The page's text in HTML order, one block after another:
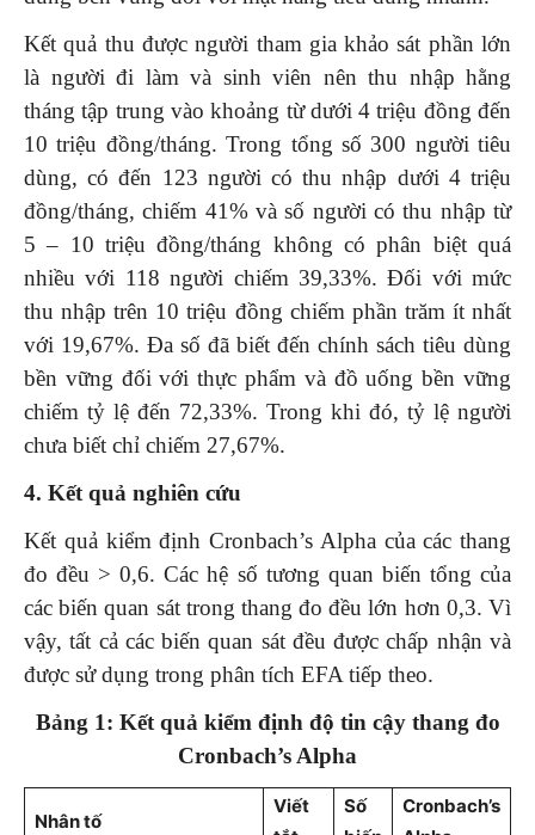
Kết quả thu được người tham gia khảo sát phần lớn
là người đi làm và sinh viên nên thu nhập hằng
tháng tập trung vào khoảng từ dưới 4 triệu đồng đến
10 triệu đồng/tháng. Trong tổng số 300 người tiêu
dùng, có đến 123 người có thu nhập dưới 4 triệu
đồng/tháng, chiếm 41% và số người có thu nhập từ
5 – 10 triệu đồng/tháng không có phân biệt quá
nhiều với 118 người chiếm 39,33%. Đối với mức
thu nhập trên 10 triệu đồng chiếm phần trăm ít nhất
với 19,67%. Đa số đã biết đến chính sách tiêu dùng
bền vững đối với thực phẩm và đồ uống bền vững
chiếm tỷ lệ đến 72,33%. Trong khi đó, tỷ lệ người
chưa biết chỉ chiếm 27,67%.
4. Kết quả nghiên cứu
Kết quả kiểm định Cronbach’s Alpha của các thang
đo đều > 0,6. Các hệ số tương quan biến tổng của
các biến quan sát trong thang đo đều lớn hơn 0,3. Vì
vậy, tất cả các biến quan sát đều được chấp nhận và
được sử dụng trong phân tích EFA tiếp theo.
Bảng 1: Kết quả kiểm định độ tin cậy thang đo
Cronbach’s Alpha
Nhân tố
Viết
Số
Cronbach’s